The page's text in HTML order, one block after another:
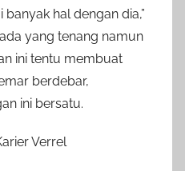
hal dengan dia,”
yang tenang namun
ini tentu membuat
berdebar,
ini bersatu.
Verrel